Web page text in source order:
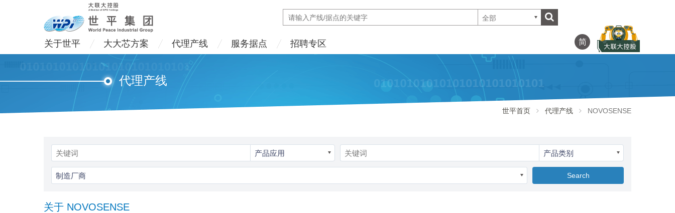
全部
关于世平 大大芯方案 代理产线 服务据点 招聘专区 简
代理产线
世平首页 代理产线 NOVOSENSE
产品应用 产品类别
制造厂商 Search
关于 NOVOSENSE